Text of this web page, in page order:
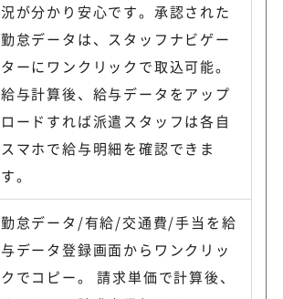
況が分かり安心です。承認された
勤怠データは、スタッフナビゲー
ターにワンクリックで取込可能。
給与計算後、給与データをアップ
ロードすれば派遣スタッフは各自
スマホで給与明細を確認できま
す。
勤怠データ/有給/交通費/手当を給
与データ登録画面からワンクリッ
クでコピー。 請求単価で計算後、